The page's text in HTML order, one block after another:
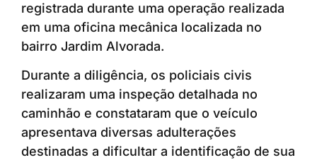
registrada durante uma operação realizada
em uma oficina mecânica localizada no
bairro Jardim Alvorada.
Durante a diligência, os policiais civis
realizaram uma inspeção detalhada no
caminhão e constataram que o veículo
apresentava diversas adulterações
destinadas a dificultar a identificação de sua